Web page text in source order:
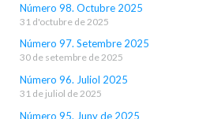
Número 98. Octubre 2025
31 d'octubre de 2025
Número 97. Setembre 2025
30 de setembre de 2025
Número 96. Juliol 2025
31 de juliol de 2025
Número 95. Juny de 2025